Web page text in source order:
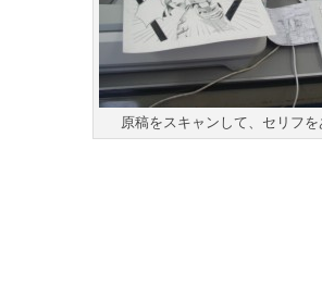
原稿をスキャンして、セリフ